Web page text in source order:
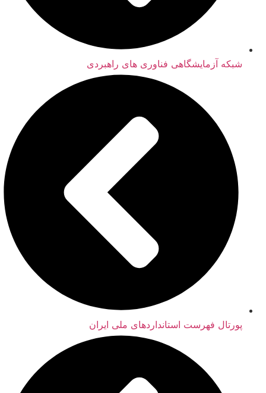
شبکه آزمایشگاهی فناوری های راهبردی
پورتال فهرست استانداردهای ملی ایران